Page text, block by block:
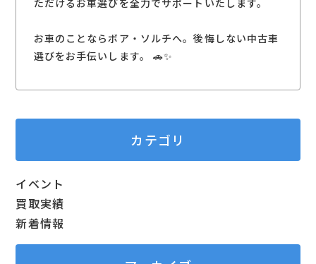
ただけるお車選びを全力でサポートいたします。
お車のことならボア・ソルチへ。後悔しない中古車
選びをお手伝いします。 🚗✨
カテゴリ
イベント
買取実績
新着情報